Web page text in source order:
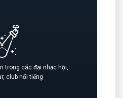
trong các đại nhạc hội,
club nổi tiếng